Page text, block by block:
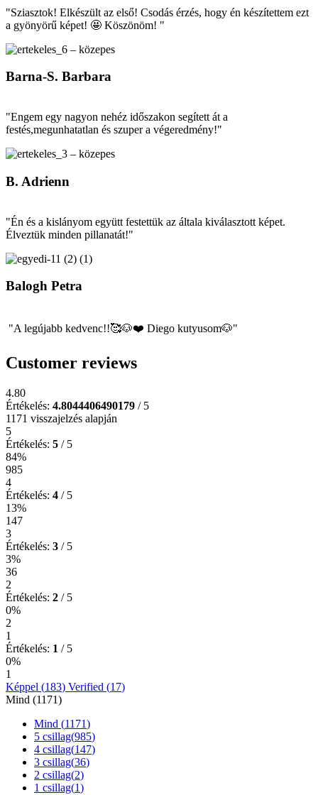
"Sziasztok! Elkészült az első! Csodás érzés, hogy én készítettem ezt
a gyönyörű képet! 🤩 Köszönöm! "
Barna-S. Barbara
"Engem egy nagyon nehéz időszakon segített át a
festés,megunhatatlan és szuper a végeredmény!"
B. Adrienn
"Én és a kislányom együtt festettük az általa kiválasztott képet.
Élveztük minden pillanatát!"
Balogh Petra
"A legújabb kedvenc!!🥰🐶❤️ Diego kutyusom🐶"
Customer reviews
4.80
Értékelés: 4.8044406490179 / 5
1171 visszajelzés alapján
5
Értékelés: 5 / 5
84%
985
4
Értékelés: 4 / 5
13%
147
3
Értékelés: 3 / 5
3%
36
2
Értékelés: 2 / 5
0%
2
1
Értékelés: 1 / 5
0%
1
Képpel (183) Verified (17)
Mind (1171)
Mind (1171)
5 csillag(985)
4 csillag(147)
3 csillag(36)
2 csillag(2)
1 csillag(1)